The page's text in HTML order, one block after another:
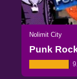
Nolimit City
Punk